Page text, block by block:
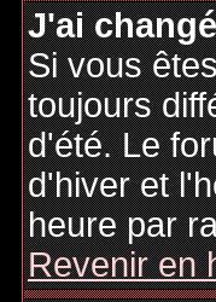
J'ai
Si vous
toujours
d'été. Le
d'hiver et
heure par
Revenir en